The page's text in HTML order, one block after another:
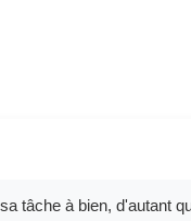
tâche à bien, d'autant